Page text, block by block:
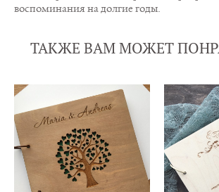
воспоминания на долгие годы.
ТАКЖЕ ВАМ МОЖЕТ